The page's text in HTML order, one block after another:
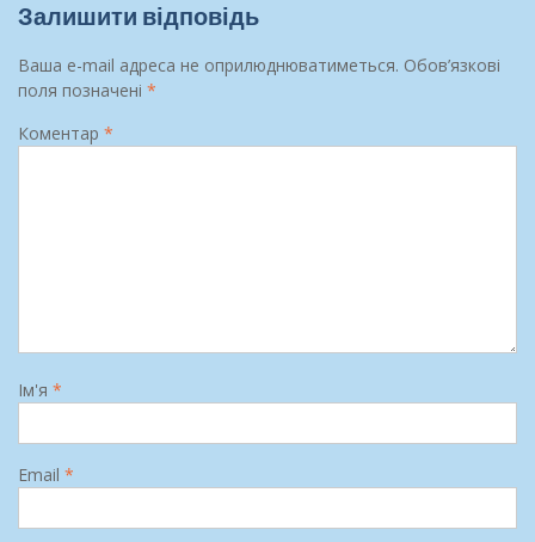
Залишити відповідь
Ваша e-mail адреса не оприлюднюватиметься. Обов’язкові
поля позначені *
Коментар *
Ім'я *
Email *